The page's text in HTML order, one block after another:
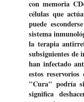
con memoria
células que
puede
sistema
la terapia
subsiguientes de
han infectado
estos
"Cura" podría
significa